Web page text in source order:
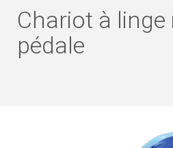
Chariot à linge
pédale